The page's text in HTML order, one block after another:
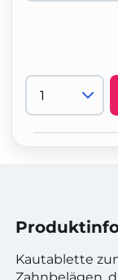
Kautablette